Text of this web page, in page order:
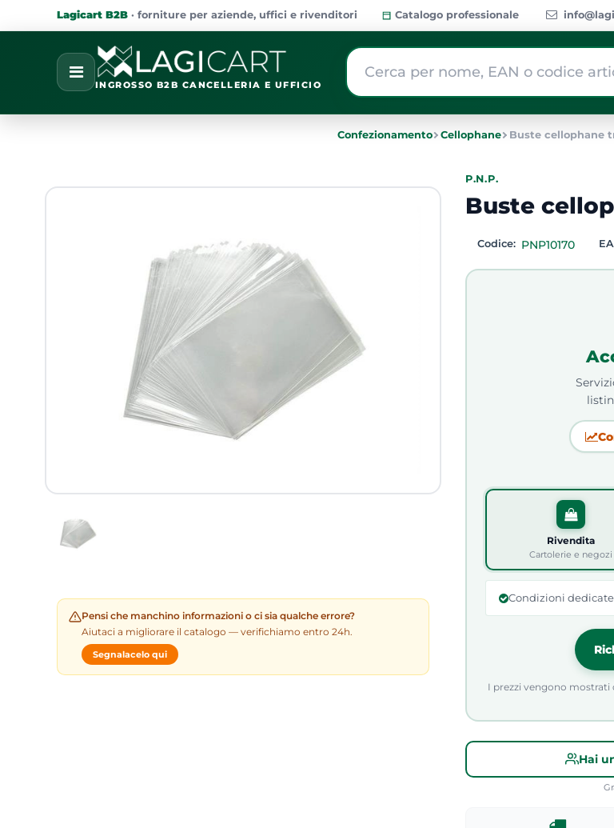
Lagicart B2B · forniture per aziende, uffici e rivenditori Catalogo professionale
OpenINGROSSO B2B CANCELLERIA E UFFICIO
La modifica di un filtro aggiorna
Confezionamento Cellophane Buste cellophane
Pensi che manchino informazioni o ci sia qualche errore?
Aiutaci a migliorare il catalogo — verifichiamo entro 24h.
Segnalacelo qui
P.N.P.
Buste
Codice: PNP10170
Rivendita
Cartolerie e negozi
Condizioni
I prezzi vengono mostrati
Hai